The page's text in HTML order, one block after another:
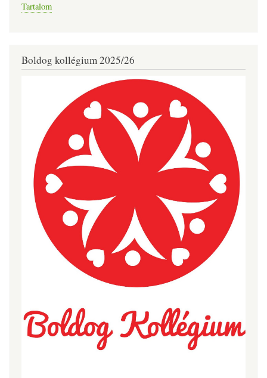
Tartalom
Boldog kollégium 2025/26